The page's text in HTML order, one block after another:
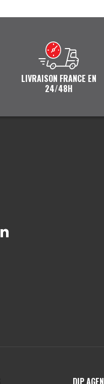
LIVRAISON FRANCE EN
24/48H
DIP AGEN